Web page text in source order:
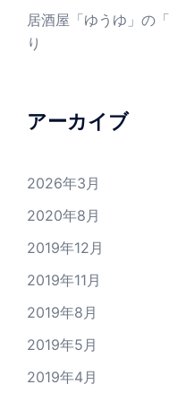
居酒屋「ゆうゆ」の
り
アーカイブ
2026年3月
2020年8月
2019年12月
2019年11月
2019年8月
2019年5月
2019年4月